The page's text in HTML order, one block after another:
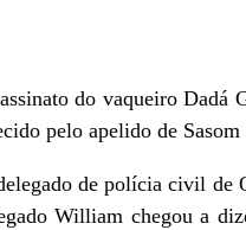
do vaqueiro
pelo apelido de
de polícia civil
William chegou a